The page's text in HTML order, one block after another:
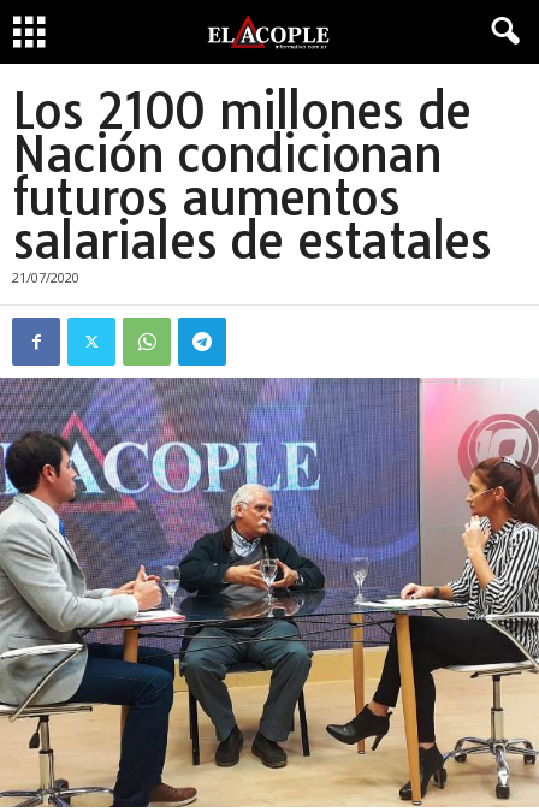
Los 2100 millones de
Nación condicionan
futuros aumentos
salariales de estatales
21/07/2020